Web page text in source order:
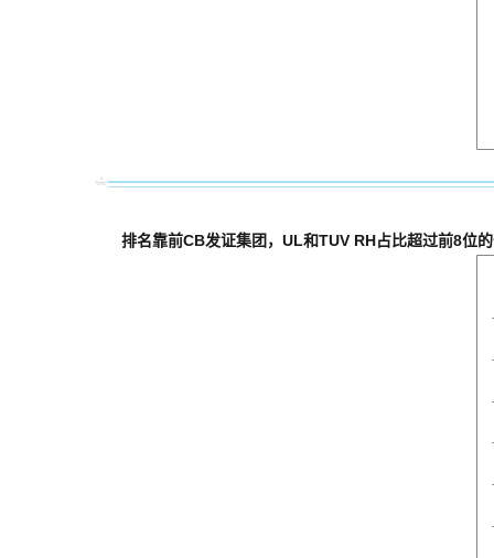
排名靠前CB发证集团，UL和TUV RH占比超过前8位